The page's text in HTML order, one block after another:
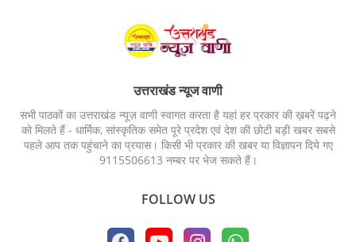
उत्तराखंड न्यूज वाणी
सभी पाठकों का उत्तराखंड न्यूज़ वाणी स्वागत करता है यहां हर प्रकार की ख़बरें पढ़ने
को मिलते हैं - धार्मिक, सांस्कृतिक समेत पूरे प्रदेश एवं देश की छोटी बड़ी खबर सबसे
पहले आप तक पहुंचाने का प्रयास। किसी भी प्रकार की खबर या विज्ञापन दिये गए
9115506613 नम्बर पर भेज सकते हैं।
FOLLOW US